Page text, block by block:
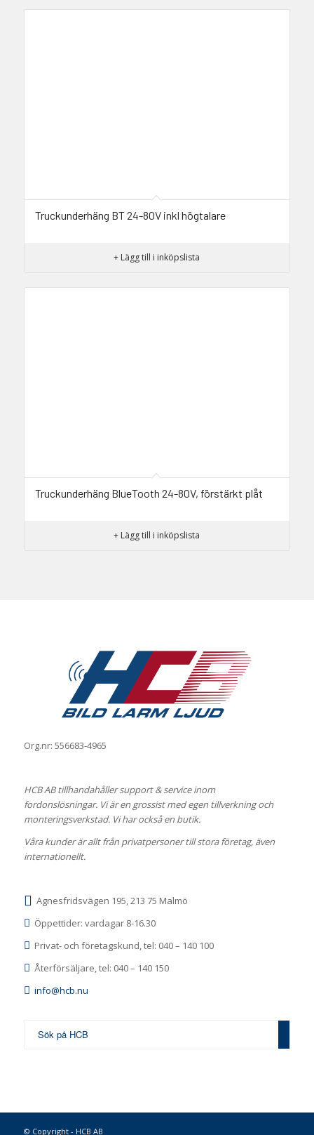
Truckunderhäng BT 24-80V inkl högtalare
+ Lägg till i inköpslista
Truckunderhäng BlueTooth 24-80V, förstärkt plåt
+ Lägg till i inköpslista
Org.nr: 556683-4965
HCB AB tillhandahåller support & service inom
fordonslösningar. Vi är en grossist med egen tillverkning och
monteringsverkstad. Vi har också en butik.
Våra kunder är allt från privatpersoner till stora företag, även
internationellt.
Agnesfridsvägen 195, 213 75 Malmö
Öppettider: vardagar 8-16.30
Privat- och företagskund, tel: 040 – 140 100
Återförsäljare, tel: 040 – 140 150
info@hcb.nu
© Copyright - HCB AB